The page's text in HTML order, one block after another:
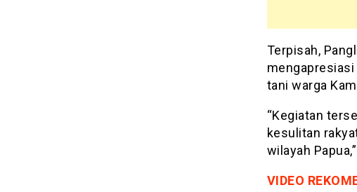
Terpisah,
tani warga
“Kegiatan
kesulitan
wilayah
VIDEO